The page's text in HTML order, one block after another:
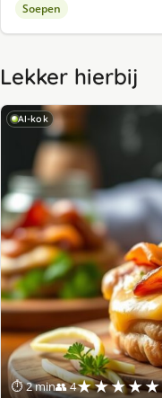
Soepen
Lekker hierbij
AI-kok
⏱ 2 min👥 4★★★★★